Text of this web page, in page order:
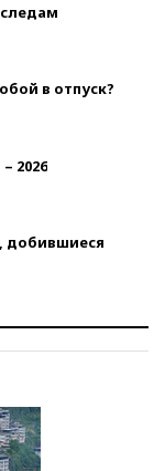
в отпуск?
2026
добившиеся